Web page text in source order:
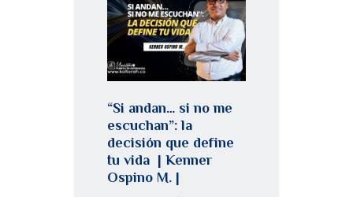
“Si andan… si no me
escuchan”: la
decisión que define
tu vida | Kenner
Ospino M. |